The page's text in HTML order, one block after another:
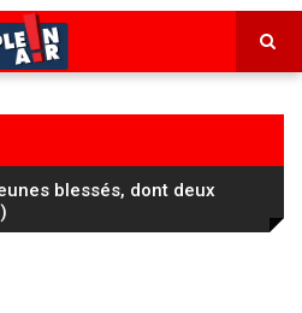
blessés, dont deux